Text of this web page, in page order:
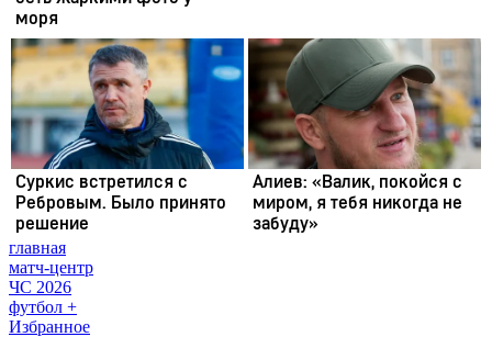
главная
матч-центр
ЧС 2026
футбол +
Избранное